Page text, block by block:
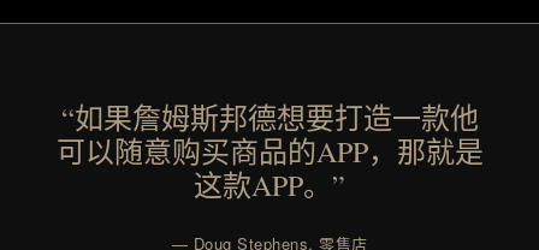
“如果詹姆斯邦德想要打造一款他
可以随意购买商品的APP，那就是
这款APP。”
— Doug Stephens, 零售店